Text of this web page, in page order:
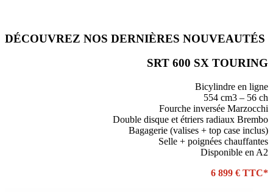
DÉCOUVREZ NOS DERNIÈRES NOUVEAUTÉS
SRT 600 SX TOURING
Bicylindre en ligne
554 cm3 – 56 ch
Fourche inversée Marzocchi
Double disque et étriers radiaux Brembo
Bagagerie (valises + top case inclus)
Selle + poignées chauffantes
Disponible en A2
6 899 € TTC*